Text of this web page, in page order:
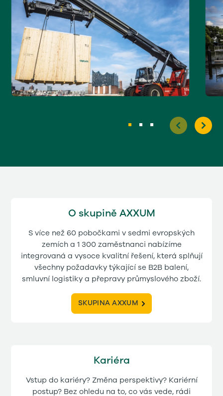
O skupině AXXUM
S více než 60 pobočkami v sedmi evropských
zemích a 1 300 zaměstnanci nabízíme
integrovaná a vysoce kvalitní řešení, která splňují
všechny požadavky týkající se B2B balení,
smluvní logistiky a přepravy průmyslového zboží.
SKUPINA AXXUM
Kariéra
Vstup do kariéry? Změna perspektivy? Kariérní
postup? Bez ohledu na to, co vás vede, rádi